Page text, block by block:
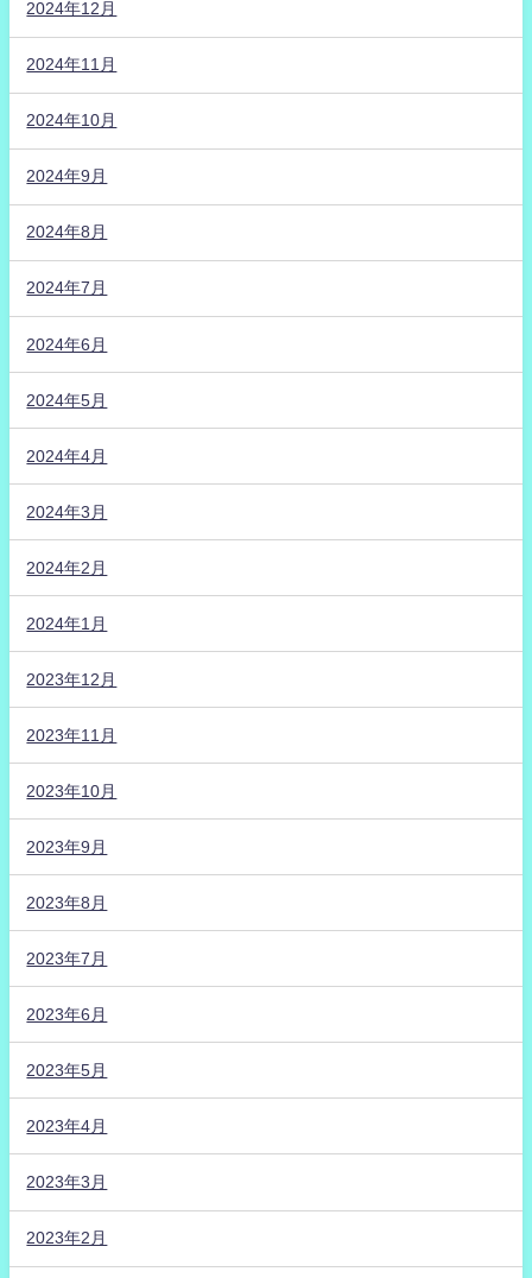
2024年12月
2024年11月
2024年10月
2024年9月
2024年8月
2024年7月
2024年6月
2024年5月
2024年4月
2024年3月
2024年2月
2024年1月
2023年12月
2023年11月
2023年10月
2023年9月
2023年8月
2023年7月
2023年6月
2023年5月
2023年4月
2023年3月
2023年2月